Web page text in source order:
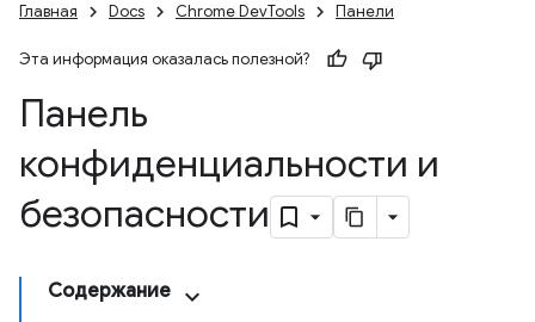
Главная Docs Chrome DevTools Панели
Эта информация оказалась полезной?
Панель
конфиденциальности и
безопасности
Содержание